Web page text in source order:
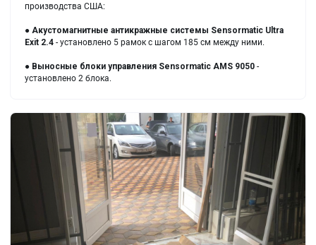
производства США:
● Акустомагнитные антикражные системы Sensormatic Ultra
Exit 2.4 - установлено 5 рамок с шагом 185 см между ними.
● Выносные блоки управления Sensormatic AMS 9050 -
установлено 2 блока.